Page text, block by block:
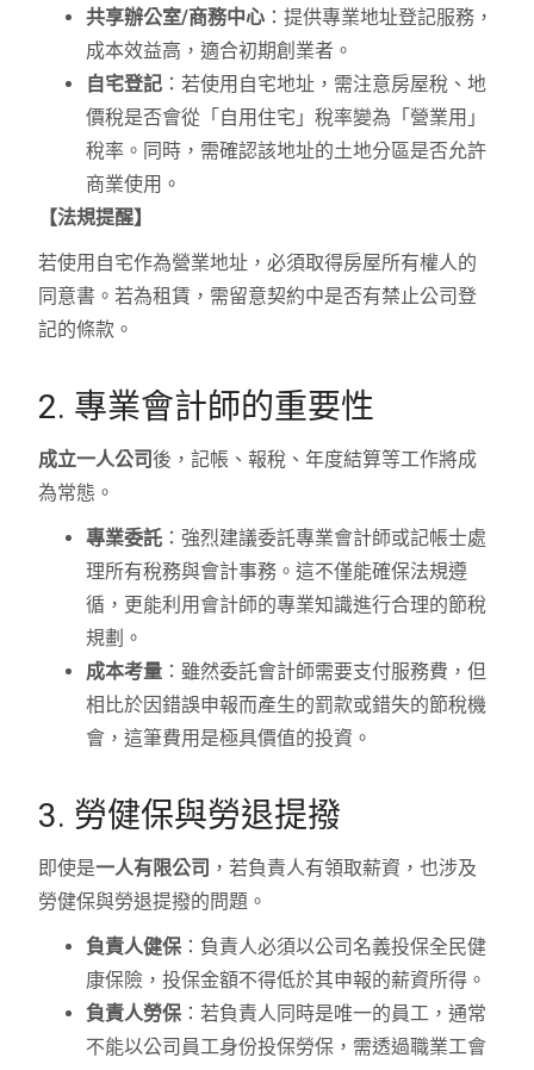
共享辦公室/商務中心 ：提供專業地址登記服務，
成本效益高，適合初期創業者。
自宅登記 ：若使用自宅地址，需注意房屋稅、地
價稅是否會從「自用住宅」稅率變為「營業用」
稅率。同時，需確認該地址的土地分區是否允許
商業使用。
【法規提醒】
若使用自宅作為營業地址，必須取得房屋所有權人的
同意書。若為租賃，需留意契約中是否有禁止公司登
記的條款。
2. 專業會計師的重要性
成立一人公司後，記帳、報稅、年度結算等工作將成
為常態。
專業委託 ：強烈建議委託專業會計師或記帳士處
理所有稅務與會計事務。這不僅能確保法規遵
循，更能利用會計師的專業知識進行合理的節稅
規劃。
成本考量 ：雖然委託會計師需要支付服務費，但
相比於因錯誤申報而產生的罰款或錯失的節稅機
會，這筆費用是極具價值的投資。
3. 勞健保與勞退提撥
即使是一人有限公司 ，若負責人有領取薪資，也涉及
勞健保與勞退提撥的問題。
負責人健保 ：負責人必須以公司名義投保全民健
康保險，投保金額不得低於其申報的薪資所得。
負責人勞保 ：若負責人同時是唯一的員工，通常
不能以公司員工身份投保勞保，需透過職業工會